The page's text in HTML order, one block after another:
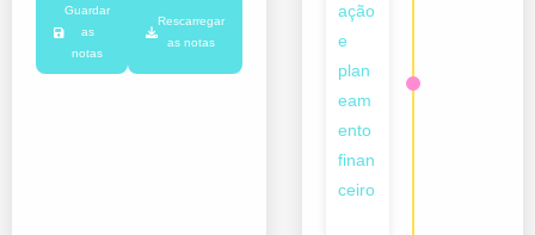
Guardar
as
notas
Rescarregar
as notas
ação
e
plan
eam
ento
finan
ceiro